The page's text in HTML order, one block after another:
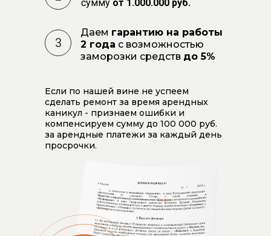
Если по нашей вине не успеем
сделать ремонт за время арендных
каникул - признаем ошибки и
компенсируем сумму до 100 000 руб.
за арендные платежи за каждый день
просрочки.
сумму от 1.000.000 руб.
Даем гарантию на работы
2 года с возможностью
заморозки средств до 5%
3